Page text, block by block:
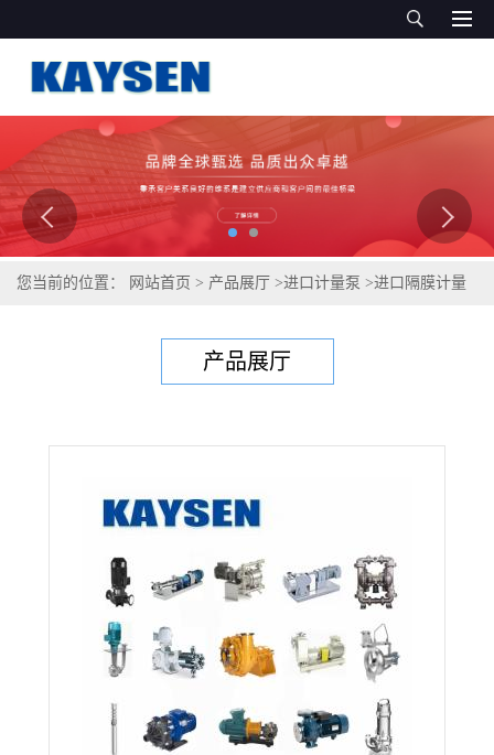
您当前的位置： 网站首页 > 产品展厅 >进口计量泵 >进口隔膜计量
产品展厅